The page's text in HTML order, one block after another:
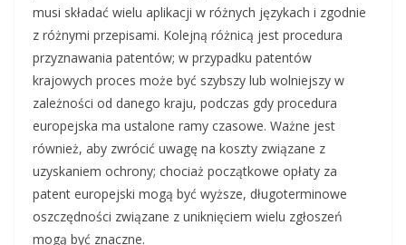
musi składać wielu aplikacji w różnych językach i zgodnie
z różnymi przepisami. Kolejną różnicą jest procedura
przyznawania patentów; w przypadku patentów
krajowych proces może być szybszy lub wolniejszy w
zależności od danego kraju, podczas gdy procedura
europejska ma ustalone ramy czasowe. Ważne jest
również, aby zwrócić uwagę na koszty związane z
uzyskaniem ochrony; chociaż początkowe opłaty za
patent europejski mogą być wyższe, długoterminowe
oszczędności związane z uniknięciem wielu zgłoszeń
mogą być znaczne.